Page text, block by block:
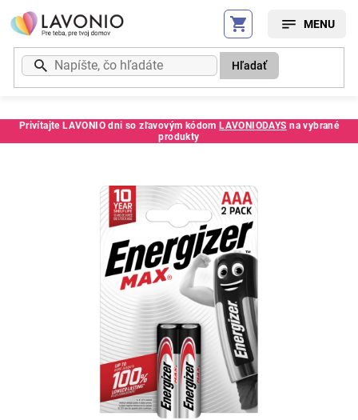
Prejsť
na
obsah
Privítajte LAVONIO dni so zľavovým kódom LAVONIODAYS na vybrané
produkty
Hľadať
Kód: 69043MM